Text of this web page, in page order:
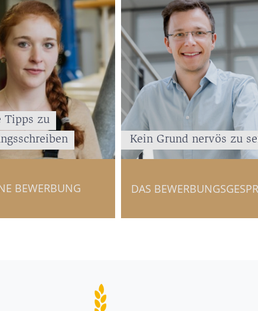
Tipps zu
BEWERBUNG
Kein Grund nervös zu
DAS